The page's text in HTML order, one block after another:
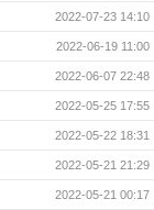
2022-07-23 14:10
2022-06-19 11:00
2022-06-07 22:48
2022-05-25 17:55
2022-05-22 18:31
2022-05-21 21:29
2022-05-21 00:17